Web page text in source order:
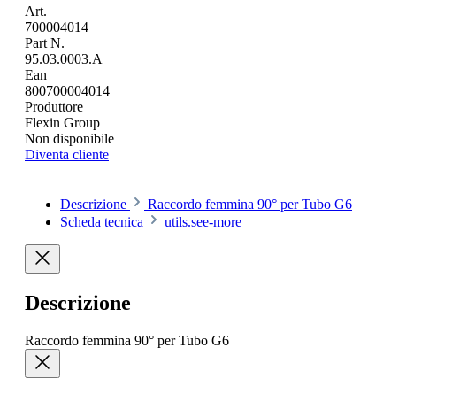
Art.
700004014
Part N.
95.03.0003.A
Ean
800700004014
Produttore
Flexin Group
Non disponibile
Diventa cliente
Descrizione
Raccordo femmina 90° per Tubo G6
Scheda tecnica
utils.see-more
Descrizione
Raccordo femmina 90° per Tubo G6